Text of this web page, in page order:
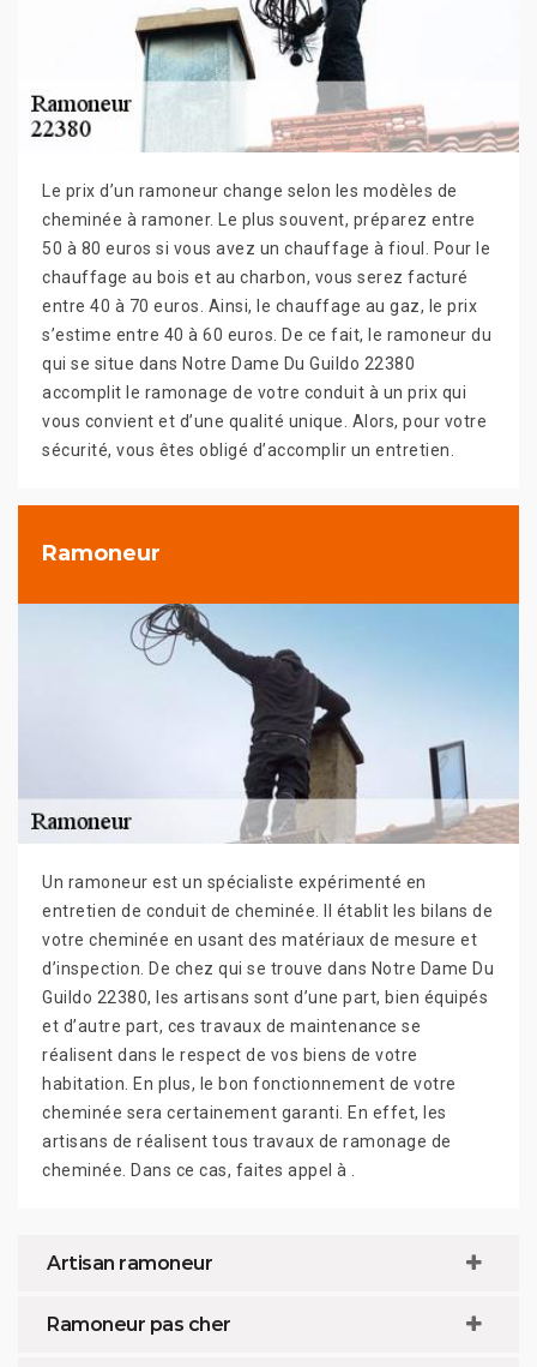
Le prix d’un ramoneur change selon les modèles de
cheminée à ramoner. Le plus souvent, préparez entre
50 à 80 euros si vous avez un chauffage à fioul. Pour le
chauffage au bois et au charbon, vous serez facturé
entre 40 à 70 euros. Ainsi, le chauffage au gaz, le prix
s’estime entre 40 à 60 euros. De ce fait, le ramoneur du
qui se situe dans Notre Dame Du Guildo 22380
accomplit le ramonage de votre conduit à un prix qui
vous convient et d’une qualité unique. Alors, pour votre
sécurité, vous êtes obligé d’accomplir un entretien.
Ramoneur
Un ramoneur est un spécialiste expérimenté en
entretien de conduit de cheminée. Il établit les bilans de
votre cheminée en usant des matériaux de mesure et
d’inspection. De chez qui se trouve dans Notre Dame Du
Guildo 22380, les artisans sont d’une part, bien équipés
et d’autre part, ces travaux de maintenance se
réalisent dans le respect de vos biens de votre
habitation. En plus, le bon fonctionnement de votre
cheminée sera certainement garanti. En effet, les
artisans de réalisent tous travaux de ramonage de
cheminée. Dans ce cas, faites appel à .
Artisan ramoneur
Ramoneur pas cher